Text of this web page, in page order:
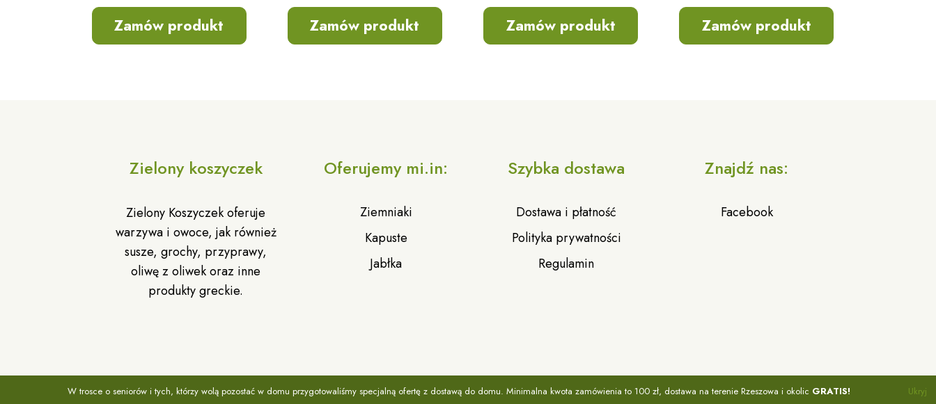
Zamów produkt
Zamów produkt
Zamów produkt
Zamów produkt
Zielony koszyczek
Zielony Koszyczek oferuje
warzywa i owoce, jak również
susze, grochy, przyprawy,
oliwę z oliwek oraz inne
produkty greckie.
Oferujemy mi.in:
Ziemniaki
Kapuste
Jabłka
Szybka dostawa
Dostawa i płatność
Polityka prywatności
Regulamin
Znajdź nas:
Facebook
www.zielonykoszyczek.rzeszow.pl
W trosce o seniorów i tych, którzy wolą pozostać w domu przygotowaliśmy specjalną ofertę z dostawą do domu. Minimalna kwota zamówienia to 100 zł, dostawa na terenie Rzeszowa i okolic GRATIS! Ukryj